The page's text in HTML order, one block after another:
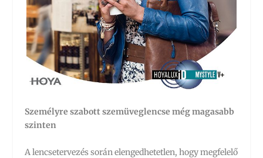
Személyre szabott szemüveglencse még magasabb
szinten
A lencsetervezés során elengedhetetlen, hogy megfelelő